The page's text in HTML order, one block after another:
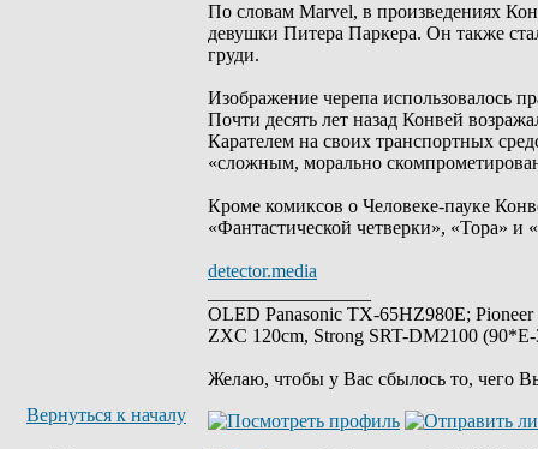
По словам Marvel, в произведениях
девушки Питера Паркера. Он также
груди.
Изображение черепа использовалось
Почти десять лет назад Конвей
Карателем на своих транспортных
«сложным, морально
Кроме комиксов о Человеке-пауке
«Фантастической четверки», «Тора» и
detector.media
OLED Panasonic TX-65HZ980E;
ZXC 120cm, Strong SRT-DM2100
Желаю, чтобы у Вас сбылось то, чего
Вернуться к началу